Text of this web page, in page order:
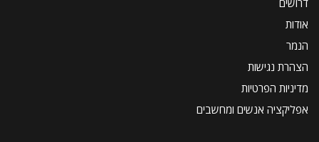
אודות
הנמר
הצהרת נגישות
מדיניות הפרטיות
אפליקציה אנשים ומחשבים